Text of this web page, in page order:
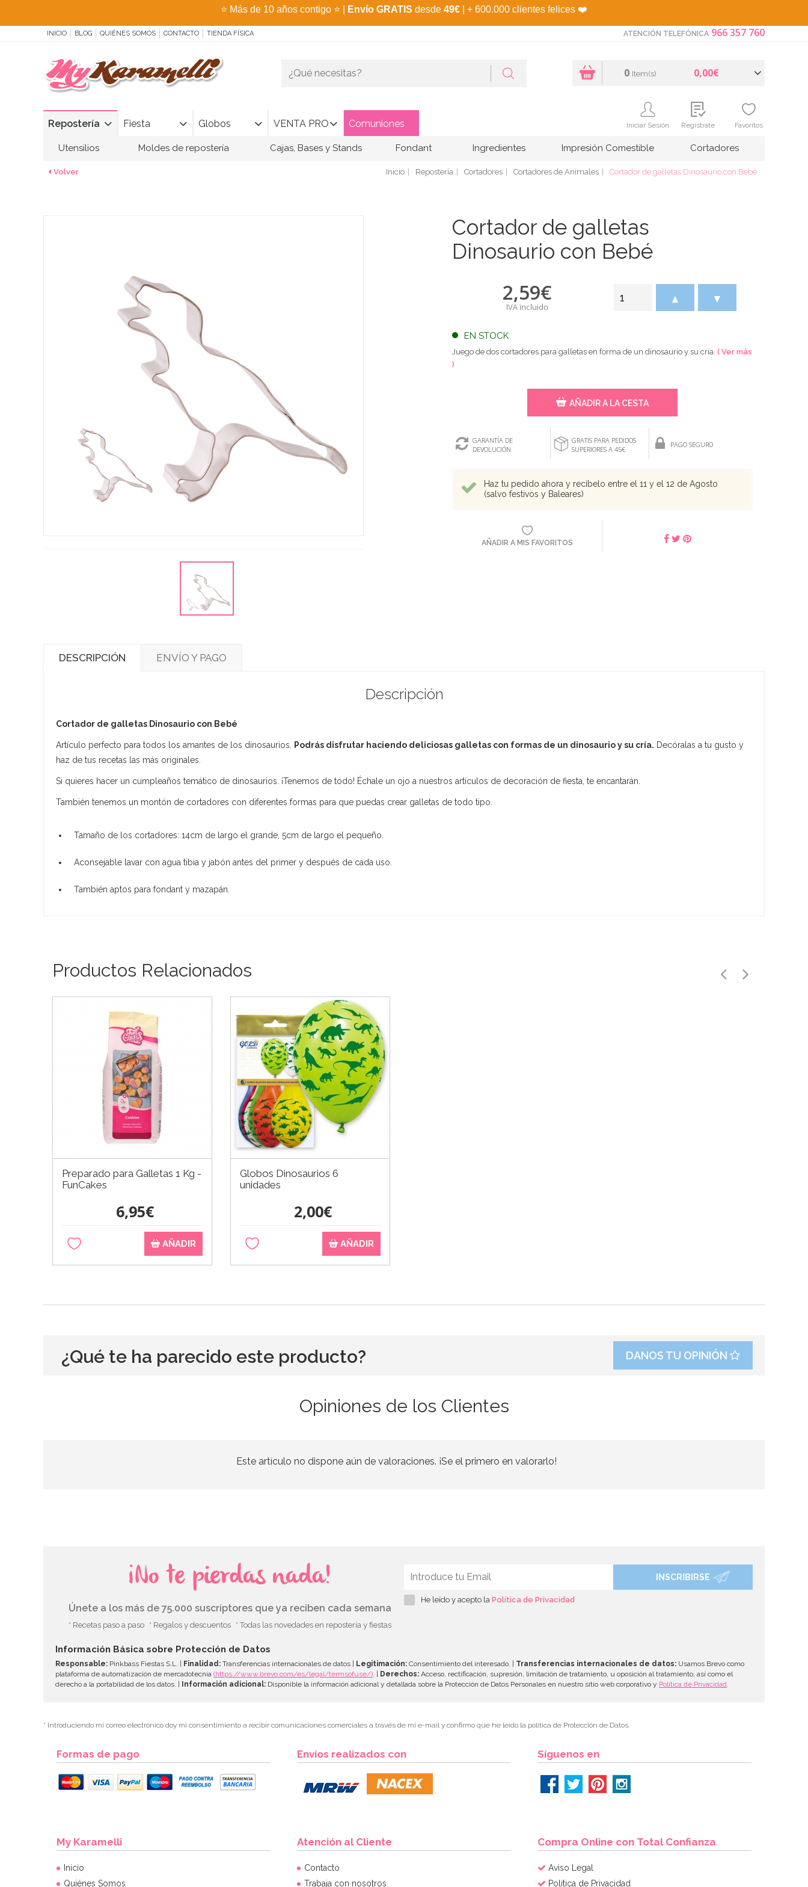
⭐ Más de 10 años contigo ⭐ Envío GRATIS desde 49€ | + 600.000 clientes felices ❤️
INICIO BLOG QUIÉNES SOMOS CONTACTO TIENDA FÍSICA ATENCIÓN TELEFÓNICA 966 357 760
Repostería Fiesta Globos VENTA PRO Comuniones
0 Item(s) 0,00€
Iniciar Sesión Regístrate Favoritos
Utensilios Moldes de repostería Cajas, Bases y Stands Fondant Ingredientes Impresión Comestible Cortadores
Volver Inicio Repostería Cortadores Cortadores de Animales Cortador de galletas Dinosaurio con Bebé
Cortador de galletas
Dinosaurio con Bebé
2,59€
IVA incluido
EN STOCK
▲ ▼
Juego de dos cortadores para galletas en forma de un dinosaurio y su cría. ( Ver más
)
AÑADIR A LA CESTA
GARANTÍA DE
DEVOLUCIÓN
GRATIS PARA PEDIDOS
SUPERIORES A 45€
PAGO SEGURO
Haz tu pedido ahora y recíbelo entre el 11 y el 12 de Agosto
(salvo festivos y Baleares)
AÑADIR A MIS FAVORITOS
DESCRIPCIÓN ENVÍO Y PAGO
Descripción
Cortador de galletas Dinosaurio con Bebé
Artículo perfecto para todos los amantes de los dinosaurios. Podrás disfrutar haciendo deliciosas galletas con formas de un dinosaurio y su cría. Decóralas a tu gusto y
haz de tus recetas las más originales.
Si quieres hacer un cumpleaños temático de dinosaurios. ¡Tenemos de todo! Échale un ojo a nuestros artículos de decoración de fiesta, te encantarán.
También tenemos un montón de cortadores con diferentes formas para que puedas crear galletas de todo tipo.
Tamaño de los cortadores: 14cm de largo el grande, 5cm de largo el pequeño.
Aconsejable lavar con agua tibia y jabón antes del primer y después de cada uso.
También aptos para fondant y mazapán.
Productos Relacionados
Preparado para Galletas 1 Kg -
FunCakes
6,95€
AÑADIR
Globos Dinosaurios 6
unidades
2,00€
AÑADIR
¿Qué te ha parecido este producto? DANOS TU OPINIÓN
Opiniones de los Clientes
Este artículo no dispone aún de valoraciones. ¡Se el primero en valorarlo!
¡No te pierdas nada!
Únete a los más de 75.000 suscriptores que ya reciben cada semana
* Recetas paso a paso * Regalos y descuentos * Todas las novedades en repostería y fiestas
INSCRIBIRSE
He leído y acepto la Política de Privacidad
Información Básica sobre Protección de Datos
Responsable: Pinkbass Fiestas S.L. | Finalidad: Transferencias internacionales de datos | Legitimación: Consentimiento del interesado. | Transferencias internacionales de datos: Usamos Brevo como
plataforma de automatización de mercadotecnia (https://www.brevo.com/es/legal/termsofuse/) . | Derechos: Acceso, rectificación, supresión, limitación de tratamiento, u oposición al tratamiento, así como el
derecho a la portabilidad de los datos. | Información adicional: Disponible la información adicional y detallada sobre la Protección de Datos Personales en nuestro sitio web corporativo y Política de Privacidad
* Introduciendo mi correo electrónico doy mi consentimiento a recibir comunicaciones comerciales a través de mi e-mail y confirmo que he leído la política de Protección de Datos.
Formas de pago Envíos realizados con Síguenos en
My Karamelli
Inicio
Quiénes Somos
Atención al Cliente
Contacto
Trabaja con nosotros
Compra Online con Total Confianza
Aviso Legal
Política de Privacidad